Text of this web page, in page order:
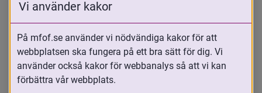
Oavsett om du är adopterad,
adoptivförälder eller arbetar med
Vi använder kakor
På mfof.se använder vi nödvändiga kakor för att
webbplatsen ska fungera på ett bra sätt för dig. Vi
använder också kakor för webbanalys så att vi kan
förbättra vår webbplats.